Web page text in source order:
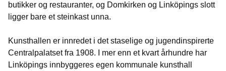
butikker og restauranter, og Domkirken og Linköpings slott
ligger bare et steinkast unna.
Kunsthallen er innredet i det staselige og jugendinspirerte
Centralpalatset fra 1908. I mer enn et kvart århundre har
Linköpings innbyggeres egen kommunale kunsthall